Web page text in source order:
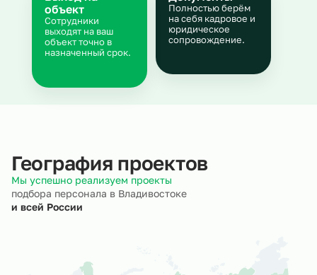
Полностью берём
на себя кадровое и
юридическое
сопровождение.
объект
Сотрудники
выходят на ваш
объект точно в
назначенный срок.
География проектов
Мы успешно реализуем проекты
подбора персонала в Владивостоке
и всей России